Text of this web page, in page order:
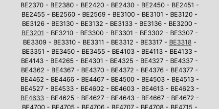
BE2370 - BE2380 - BE2420 - BE2430 - BE2450 - BE2451 -
BE2455 - BE2560 - BE2569 - BE3100 - BE3101 - BE3120 -
BE3126 - BE3130 - BE3132 - BE3133 - BE3136 - BE3200 -
BE3201 - BE3210 - BE3300 - BE3301 - BE3302 - BE3307 -
BE3309 - BE3310 - BE3311 - BE3312 - BE3317 - BE3318-
BE3351 - BE3450 - BE3455 - BE4103 - BE4113 - BE4133 -
BE4143 - BE4265 - BE4301 - BE4325 - BE4327 - BE4337 -
BE4362 - BE4367 - BE4370 - BE4372 - BE4376 - BE4377 -
BE4462 - BE4466 - BE4467 - BE4500 - BE4503 - BE4513 -
BE4527 - BE4533 - BE4602 - BE4603 - BE4613 - BE4623 -
BE4633- BE4625 - BE4627 - BE4643 - BE4667 - BE4672 -
BE4700 - BE4705 - BE4706 - BE4707 - BE4708 - BE4715 -